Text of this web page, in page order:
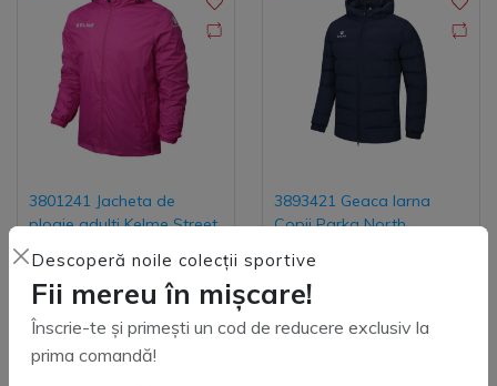
Descoperă noile colecții sportive
Fii mereu în mișcare!
Înscrie-te și primești un cod de reducere exclusiv la
prima comandă!
3801241 Jacheta de
ploaie adulti Kelme Street
250 lei
240 lei
3893421 Geaca Iarna
Copii Parka North
350 lei